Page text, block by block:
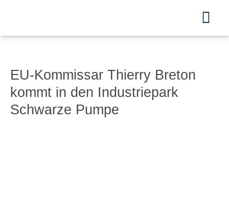
70 Jahre
Industriepark Schwarze Pumpe
EU-Kommissar Thierry Breton
kommt in den Industriepark
Schwarze Pumpe